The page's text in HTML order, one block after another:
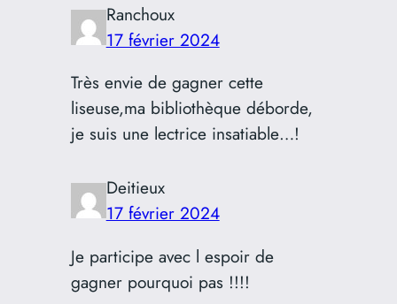
Ranchoux
17 février 2024
Très envie de gagner cette
liseuse,ma bibliothèque déborde,
je suis une lectrice insatiable…!
Deitieux
17 février 2024
Je participe avec l espoir de
gagner pourquoi pas !!!!